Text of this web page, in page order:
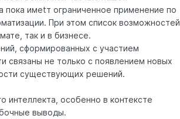
пока имеtт ограниченное применение по
При этом список возможностей
так и в бизнесе.
сформированных с участием
связаны не только с появлением новых
существующих решений.
интеллекта, особенно в контексте
выводы.